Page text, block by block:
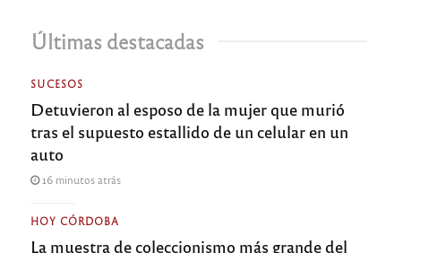
Últimas destacadas
SUCESOS
Detuvieron al esposo de la mujer que murió
tras el supuesto estallido de un celular en un
auto
16 minutos atrás
HOY CÓRDOBA
La muestra de coleccionismo más grande del